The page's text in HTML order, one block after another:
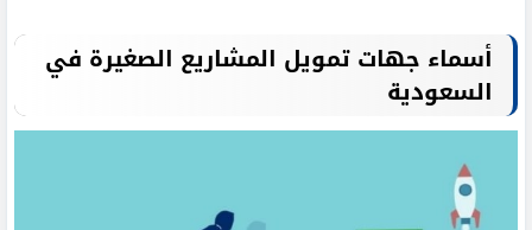
أسماء جهات تمويل المشاريع الصغيرة في
السعودية